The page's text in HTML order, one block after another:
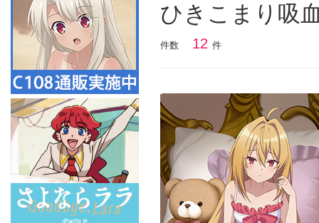
ひきこまり吸
件数 12 件